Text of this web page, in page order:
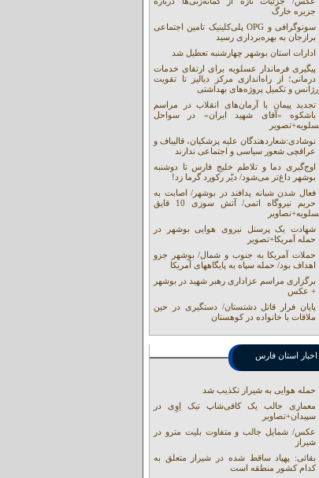
جزیره خارگ
سونوگرافی و OPG پلی‌کلینیک تامین اجتماعی
برازجان به بهره‌برداری رسید
ادارات استان بوشهر چهارشنبه تعطیل شد
پیگیری فرماندار عسلویه برای ارتقای خدمات
درمانی؛ از راه‌اندازی مرکز دیالیز تا تقویت
و تکمیل پروژه‌های بهداشتی
تجدید پیمان با آرمان‌های انقلاب در مراسم
باشکوه «آقای شهید ایران» در سواحل
نوشادی:شعاردهندگان علیه پزشکیان، قالیباف و
عراقچی شعور سیاسی و اجتماعی ندارند
اوج‌گیری دما و تلاطم خلیج فارس تا دوشنبه
بوشهر داغ‌تر می‌شود/ دیّر رکورد گرما زد!
فعال شدن شبانه پدافند در بوشهر/ اصابت به
حریم نیروگاه اتمی/ آتش سوزی 10 قایق
شهادت یک پرسنل نیروی هوایی بوشهر در
حمله آمریکا+تصویر
حملات آمریکا به جنوب و شمال/ بوشهر جزو
اهداف بود/ حمله سپاه به پایگاههای آمریکا
برگزاری مراسم عزاداری رهبر شهید در بوشهر
+ عکس
پایان فرار قاتل دشتستان/ دستگیری در حین
ملاقات با خانواده در کوهستان
اخبار استان فارس
حمله هوایی به شیراز تکذیب شد
معماری جالب یک کافی‌شاپ تیک اِوِی در
سپیدان+تصاویر
عکس/ شمایل جالب و متفاوت بلیت مترو در
شیراز
بقائی: پهپاد ساقط شده در شیراز متعلق به
کدام کشور منطقه است